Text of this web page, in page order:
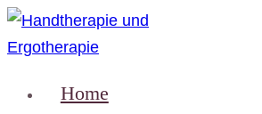
Zum
Inhalt
Home